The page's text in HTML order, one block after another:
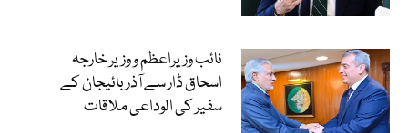
نائب وزیراعظم و وزیر خارجہ
اسحاق ڈار سے آذربائیجان کے
سفیر کی الوداعی ملاقات